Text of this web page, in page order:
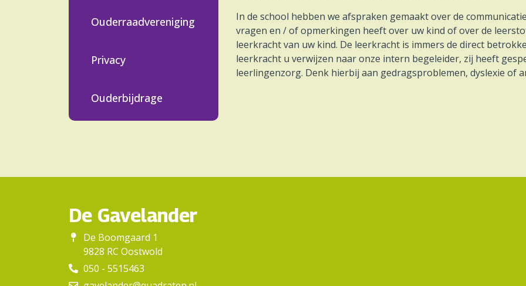
Ouderraadvereniging
Privacy
Ouderbijdrage
In de school hebben we afspraken gemaakt over de
vragen en / of opmerkingen heeft over uw kind of over de
leerkracht van uw kind. De leerkracht is immers de direct
leerkracht u verwijzen naar onze intern begeleider, zij heeft
leerlingenzorg. Denk hierbij aan gedragsproblemen, dyslexie of
De Gavelander
De Boomgaard 1
9828 RC Oostwold
050 - 5515463